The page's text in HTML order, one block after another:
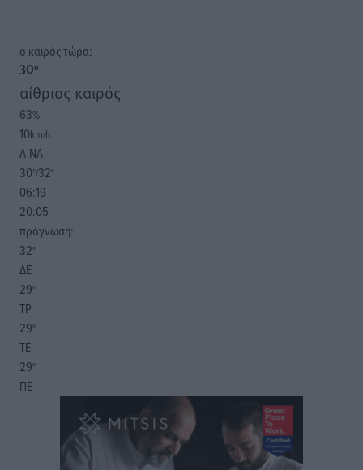
o καιρός τώρα:
30°
αίθριος καιρός
63%
10km/h
Α-ΝΑ
30°/32°
06:19
20:05
πρόγνωση:
32°
ΔΕ
29°
ΤΡ
29°
ΤΕ
29°
ΠΕ